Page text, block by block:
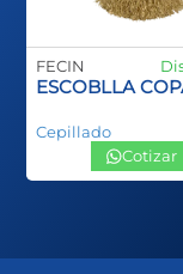
PLASTCO
FECIN
ESCOBLLA
Cepillado
Cotizar